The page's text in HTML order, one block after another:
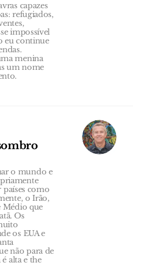
capazes
refugiados,
impossível
eu continue
menina
um nome
o mundo e
como
o Irão,
Médio que
Os
os EUA e
não para de
é alta e the